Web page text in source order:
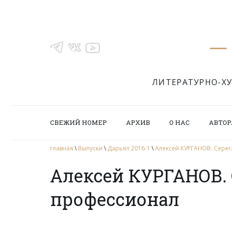
ЛИТЕРАТУРНО-
СВЕЖИЙ НОМЕР АРХИВ О НАС
главная \ Выпуски \ Дарьял 2016-1 \Алексей КУРГАНОВ.
Алексей
профессионал